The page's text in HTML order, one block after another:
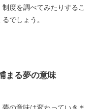
度を調べてみたりするこ
でしょう。
まる夢の意味